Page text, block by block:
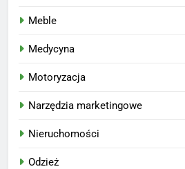
Meble
Medycyna
Motoryzacja
Narzędzia marketingowe
Nieruchomości
Odzież